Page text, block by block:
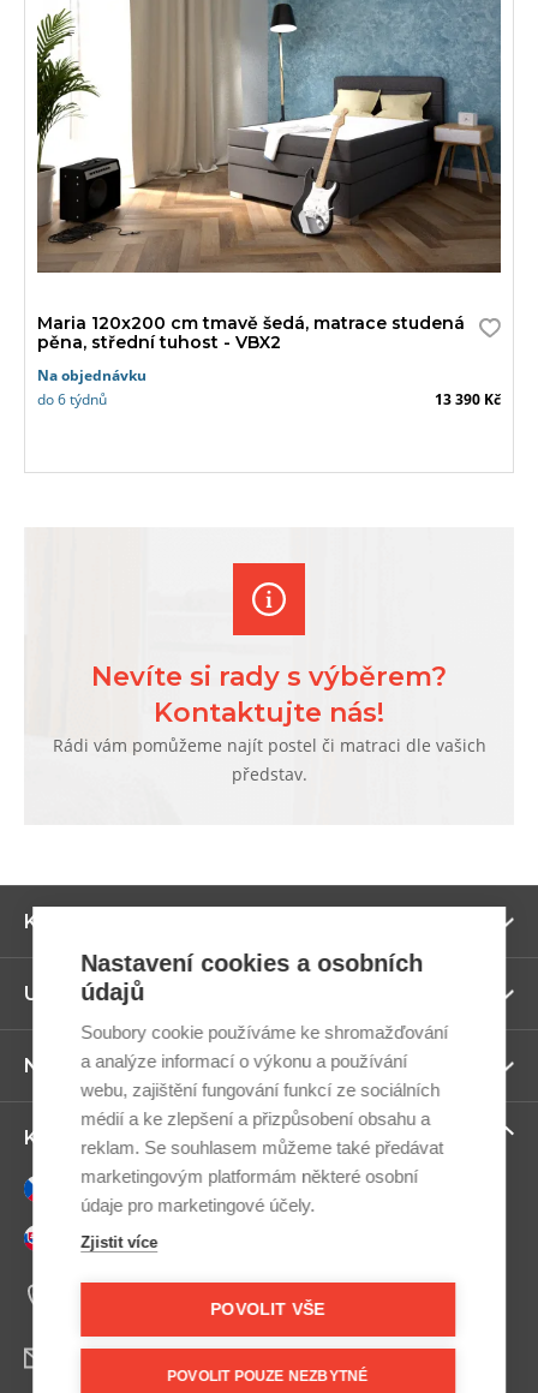
Maria 120x200 cm tmavě šedá, matrace studená
pěna, střední tuhost - VBX2
Na objednávku
do 6 týdnů
13 390 Kč
Nevíte si rady s výběrem?
Kontaktujte nás!
Rádi vám pomůžeme najít postel či matraci dle vašich
představ.
Kategorie
Užitečné odkazy
Newsletter
Kontaktujte nás
Česky
Slovensky
+420 607 800 100
Nastavení cookies a osobních
údajů
Soubory cookie používáme ke shromažďování
a analýze informací o výkonu a používání
webu, zajištění fungování funkcí ze sociálních
médií a ke zlepšení a přizpůsobení obsahu a
reklam. Se souhlasem můžeme také předávat
marketingovým platformám některé osobní
údaje pro marketingové účely.
Zjistit více
POVOLIT VŠE
POVOLIT POUZE NEZBYTNÉ